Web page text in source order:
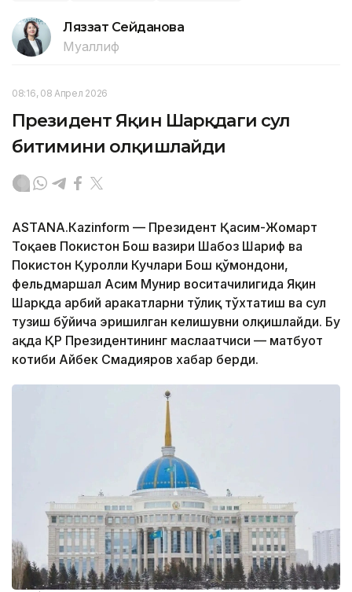
Ляззат Сейданова
Муаллиф
08:16, 08 Апрел 2026
Президент Яқин Шарқдаги сулҳ
битимини олқишлайди
ASTANА.Кazinform — Президент Қасим-Жомарт
Тоқаев Покистон Бош вазири Шаҳбоз Шариф ва
Покистон Қуролли Кучлари Бош қўмондони,
фельдмаршал Асим Мунир воситачилигида Яқин
Шарқда ҳарбий ҳаракатларни тўлиқ тўхтатиш ва сулҳ
тузиш бўйича эришилган келишувни олқишлайди. Бу
ҳақда ҚР Президентининг маслаҳатчиси — матбуот
котиби Айбек Смадияров хабар берди.